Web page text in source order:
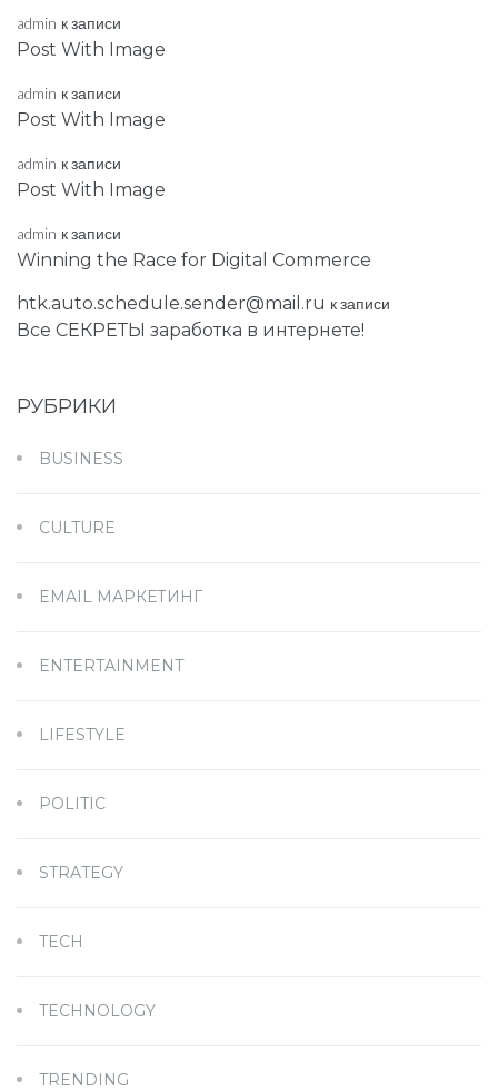
admin к записи
Post With Image
admin к записи
Post With Image
admin к записи
Post With Image
admin к записи
Winning the Race for Digital Commerce
htk.auto.schedule.sender@mail.ru к записи
Все СЕКРЕТЫ заработка в интернете!
РУБРИКИ
BUSINESS
CULTURE
EMAIL МАРКЕТИНГ
ENTERTAINMENT
LIFESTYLE
POLITIC
STRATEGY
TECH
TECHNOLOGY
TRENDING